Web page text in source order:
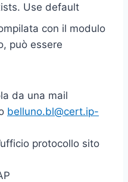
Use default
con il modulo
può essere
da una mail
belluno.bl@cert.ip-
protocollo sito